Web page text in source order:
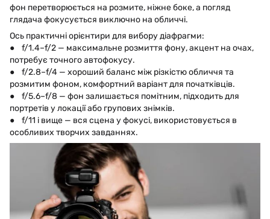
фон перетворюється на розмите, ніжне боке, а погляд
глядача фокусується виключно на обличчі.
Ось практичні орієнтири для вибору діафрагми:
● f/1.4–f/2 — максимальне розмиття фону, акцент на очах,
потребує точного автофокусу.
● f/2.8–f/4 — хороший баланс між різкістю обличчя та
розмитим фоном, комфортний варіант для початківців.
● f/5.6–f/8 — фон залишається помітним, підходить для
портретів у локації або групових знімків.
● f/11 і вище — вся сцена у фокусі, використовується в
особливих творчих завданнях.